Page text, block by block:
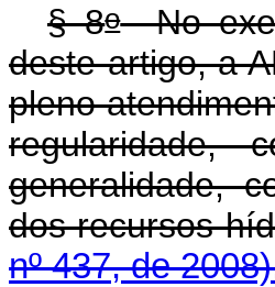
§ 8oNo
deste artigo, a
pleno
regularidade,
generalidade,
dos
nº 437, de